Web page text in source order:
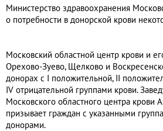
Министерство здравоохранения
о потребности в донорской крови
Московский областной центр крови и
Орехово-Зуево, Щелково и
донорах с I положительной, II
IV отрицательной группами крови.
Московского областного центра крови
призывает граждан с указанными
донорами.